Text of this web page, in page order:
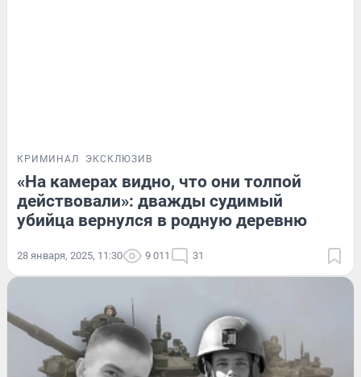
КРИМИНАЛ ЭКСКЛЮЗИВ
«На камерах видно, что они толпой
действовали»: дважды судимый
убийца вернулся в родную деревню
28 января, 2025, 11:30 9 011 31